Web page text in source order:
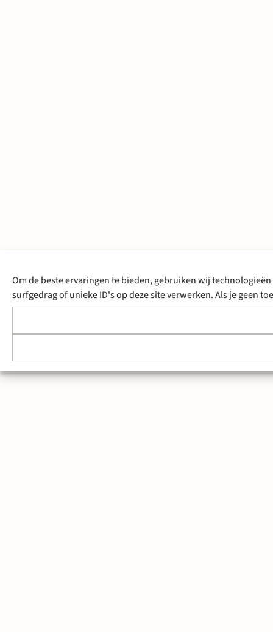
Om de beste ervaringen te bieden, gebruiken wij
surfgedrag of unieke ID's op deze site verwerken. Als je geen